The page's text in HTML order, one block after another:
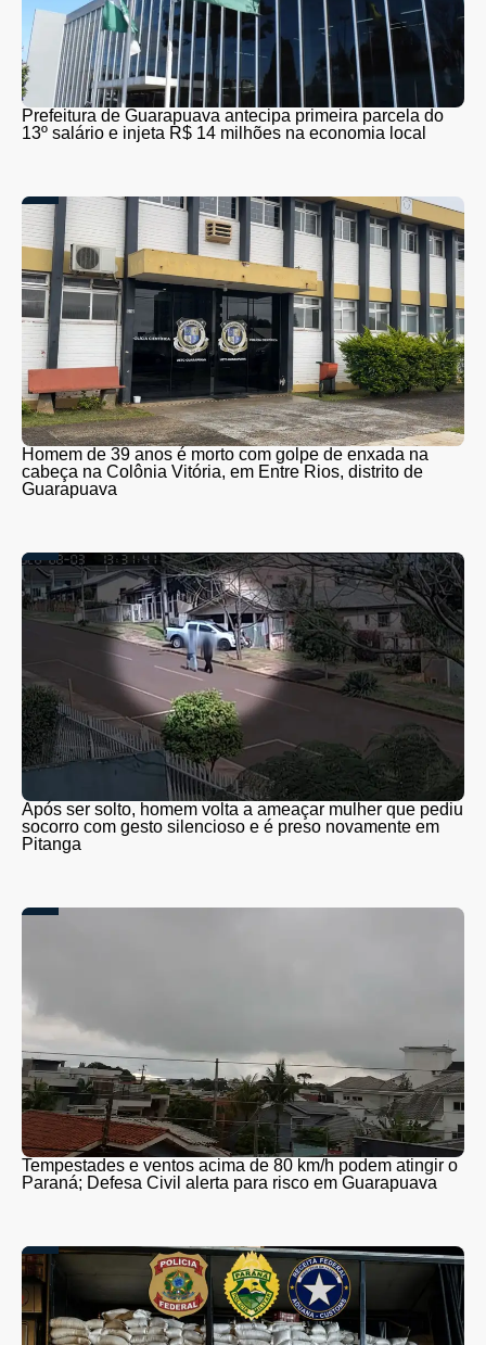
Prefeitura de Guarapuava antecipa primeira parcela do
13º salário e injeta R$ 14 milhões na economia local
Homem de 39 anos é morto com golpe de enxada na
cabeça na Colônia Vitória, em Entre Rios, distrito de
Guarapuava
Após ser solto, homem volta a ameaçar mulher que pediu
socorro com gesto silencioso e é preso novamente em
Pitanga
Tempestades e ventos acima de 80 km/h podem atingir o
Paraná; Defesa Civil alerta para risco em Guarapuava